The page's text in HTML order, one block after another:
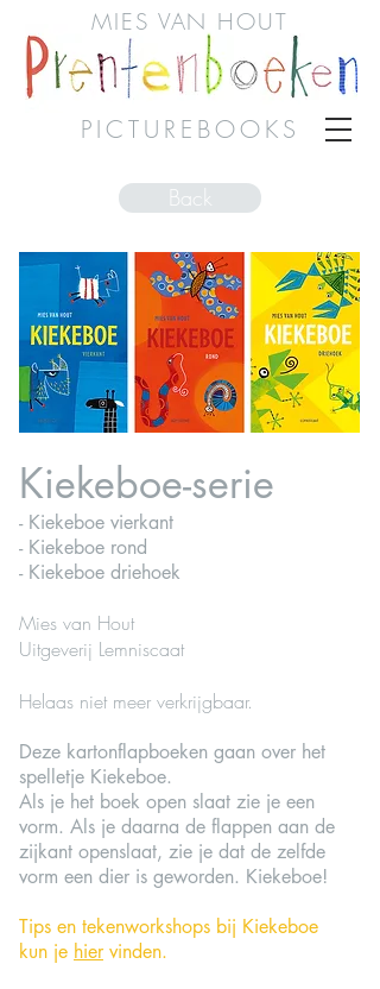
PICTUREBOOKS
MIES VAN HOUT
Back
Kiekeboe-serie
- Kiekeboe vierkant
- Kiekeboe rond
- Kiekeboe driehoek
Mies van Hout
Uitgeverij Lemniscaat
Helaas niet meer verkrijgbaar.
Deze kartonflapboeken gaan over het
spelletje Kiekeboe.
Als je het boek open slaat zie je een
vorm. Als je daarna de flappen aan de
zijkant openslaat, zie je dat de zelfde
vorm een dier is geworden. Kiekeboe!
Tips en tekenworkshops bij Kiekeboe
kun je hier vinden.